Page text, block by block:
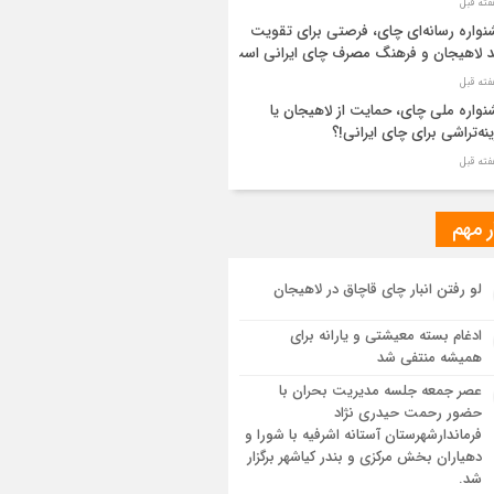
رسانه‌ای چای، فرصتی برای تقویت
لاهیجان و فرهنگ مصرف چای ایرانی است
ملی چای، حمایت از لاهیجان یا
برای چای ایرانی!؟
مطهر رهبر شهید انقلاب در حرم مطهر
آرام گرفت
در آستان امام رئوف
هوایی مراسم تشییع پیکر مطهر آقای
ایران – مشهد
تشییع پیکر مطهر آقای شهید ایران –
مهم
لو رفتن انبار چای قاچاق در لاهیجان
ادغام بسته معیشتی و یارانه برای
همیشه منتفی شد
عصر جمعه جلسه مدیریت بحران با
حضور رحمت حیدری نژاد
فرماندارشهرستان آستانه اشرفیه با شورا و
دهیاران بخش مرکزی و بندر کیاشهر برگزار
شد.